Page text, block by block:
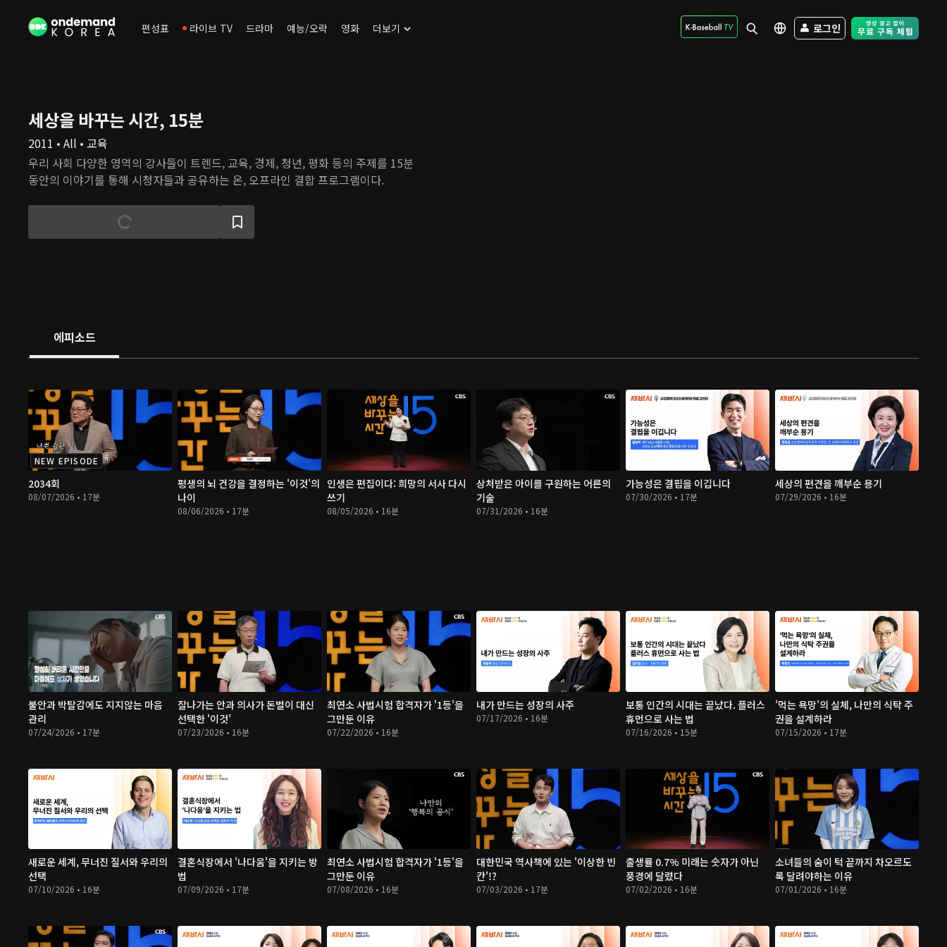
편성표 라이브 TV 드라마 예능/오락 영화 더보기 로그인 Free Trial -
세상을 바꾸는 시간, 15분
2011 • All • 교육
우리 사회 다양한 영역의 강사들이 트렌드, 교육, 경제, 청년, 평화 등의 주제를 15분
동안의 이야기를 통해 시청자들과 공유하는 온, 오프라인 결합 프로그램이다.
에피소드
NEW EPISODE
2034회
08/07/2026 • 17분
평생의 뇌 건강을 결정하는 '이것'의
나이
08/06/2026 • 17분
인생은 편집이다: 희망의 서사 다시
쓰기
08/05/2026 • 16분
상처받은 아이를 구원하는 어른의
기술
07/31/2026 • 16분
가능성은 결핍을 이깁니다
07/30/2026 • 17분
세상의 편견을 깨부순 용기
07/29/2026 • 16분
불안과 박탈감에도 지지않는 마음
관리
07/24/2026 • 17분
잘나가는 안과 의사가 돈벌이 대신
선택한 '이것'
07/23/2026 • 16분
최연소 사법시험 합격자가 '1등'을
그만둔 이유
07/22/2026 • 16분
내가 만드는 성장의 사주
07/17/2026 • 16분
보통 인간의 시대는 끝났다. 플러스
휴먼으로 사는 법
07/16/2026 • 15분
'먹는 욕망'의 실체, 나만의 식탁 주
권을 설계하라
07/15/2026 • 17분
새로운 세계, 무너진 질서와 우리의
선택
07/10/2026 • 16분
결혼식장에서 '나다움'을 지키는 방
법
07/09/2026 • 17분
최연소 사법시험 합격자가 '1등'을
그만둔 이유
07/08/2026 • 16분
대한민국 역사책에 있는 '이상한 빈
칸'!?
07/03/2026 • 17분
출생률 0.7% 미래는 숫자가 아닌
풍경에 달렸다
07/02/2026 • 16분
소녀들의 숨이 턱 끝까지 차오르도
록 달려야하는 이유
07/01/2026 • 16분